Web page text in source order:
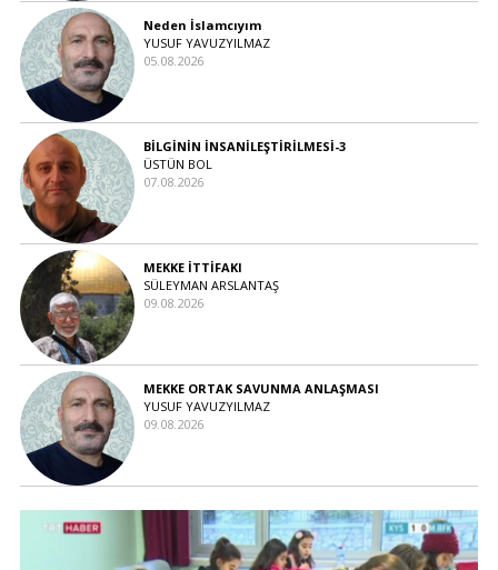
Neden İslamcıyım
YUSUF YAVUZYILMAZ
05.08.2026
BİLGİNİN İNSANİLEŞTİRİLMESİ-3
ÜSTÜN BOL
07.08.2026
MEKKE İTTİFAKI
SÜLEYMAN ARSLANTAŞ
09.08.2026
MEKKE ORTAK SAVUNMA ANLAŞMASI
YUSUF YAVUZYILMAZ
09.08.2026